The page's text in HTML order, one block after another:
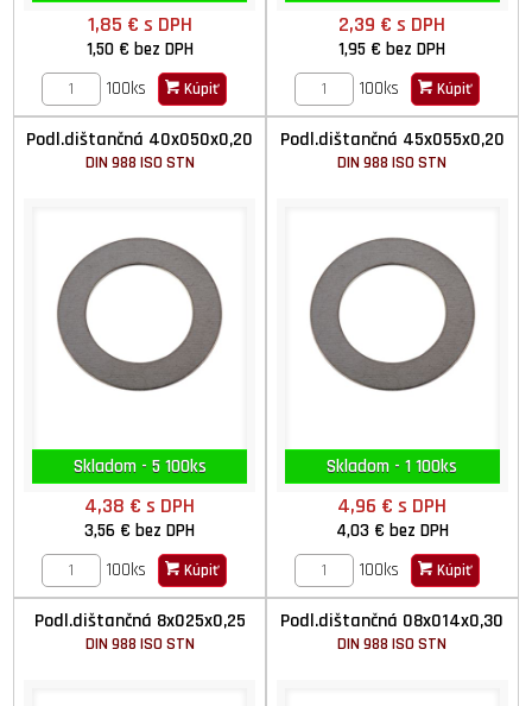
1,85 € s DPH
1,50 € bez DPH
100ks
Kúpiť
2,39 €s DPH
1,95 €bez DPH
100ks
Kúpiť
Podl.dištančná 40x050x0,20
DIN 988 ISO STN
Skladom - 5 100ks
4,38 €s DPH
3,56 €bez DPH
100ks
Kúpiť
Podl.dištančná 45x055x0,20
DIN 988 ISO STN
Skladom - 1 100ks
4,96 €s DPH
4,03 € bez DPH
100ks
Kúpiť
Podl.dištančná 8x025x0,25
DIN 988 ISO STN
Podl.dištančná 08x014x0,30
DIN 988 ISO STN